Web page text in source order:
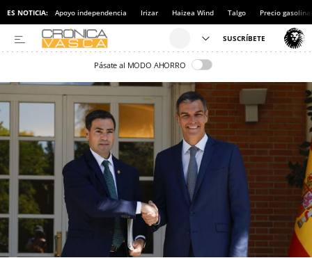
ES NOTICIA: Apoyo independencia Irizar Haizea Wind Talgo Precio gasolina
Pásate al MODO AHORRO